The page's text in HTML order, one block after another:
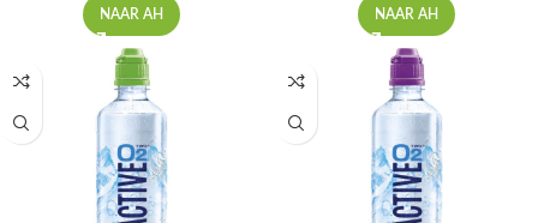
NAAR AH NAAR AH